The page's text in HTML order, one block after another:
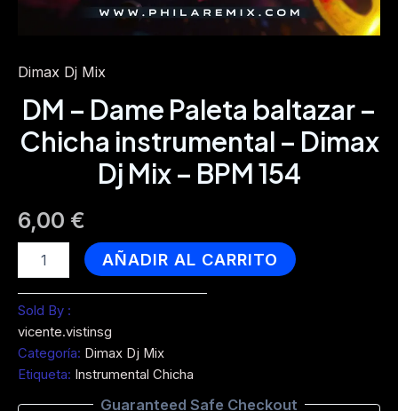
Dimax Dj Mix
DM – Dame Paleta baltazar –
Chicha instrumental – Dimax
Dj Mix – BPM 154
6,00 €
Paleta
baltazar
-
Chicha
instrumental
AÑADIR AL CARRITO
Sold By :
vicente.vistinsg
Categoría: Dimax Dj Mix
Etiqueta: Instrumental Chicha
Guaranteed Safe Checkout